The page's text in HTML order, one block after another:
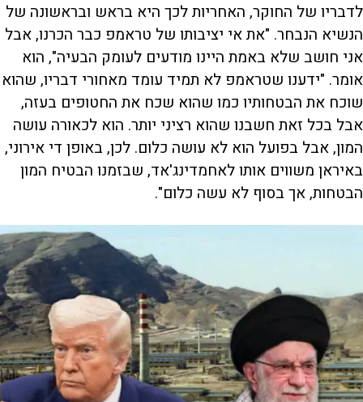
לדבריו של החוקר, האחריות לכך היא בראש ובראשונה של
הנשיא הנבחר. "את אי יציבותו של טראמפ כבר הכרנו, אבל
אני חושב שלא באמת היינו מודעים לעומק הבעיה", הוא
אומר. "ידענו שטראמפ לא תמיד עומד מאחורי דבריו, שהוא
שוכח את הבטחותיו כמו שהוא שכח את החטופים בעזה,
אבל בכל זאת חשבנו שהוא רציני יותר. הוא לכאורה עושה
המון, אבל בפועל הוא לא עושה כלום. לכן, באופן די אירוני,
באיראן משווים אותו לאחמדינג'אד, שבזמנו הבטיח המון
הבטחות, אך בסוף לא עשה כלום".